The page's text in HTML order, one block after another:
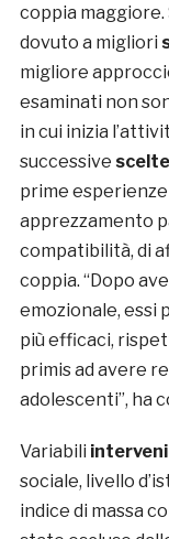
coppia maggiore.
dovuto a migliori
migliore
esaminati non
in cui inizia
successive
prime
apprezzamento
compatibilità, di
coppia. “Dopo
emozionale, essi
più efficaci,
primis ad avere
adolescenti”, ha
Variabili
sociale, livello
indice di massa